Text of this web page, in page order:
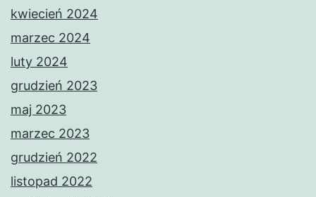
kwiecień 2024
marzec 2024
luty 2024
grudzień 2023
maj 2023
marzec 2023
grudzień 2022
listopad 2022